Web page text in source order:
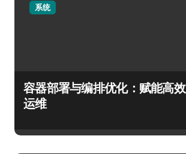
系统
容器部署与编排优化：赋能高效
运维